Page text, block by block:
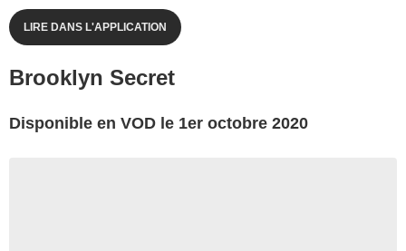
LIRE DANS L'APPLICATION
Brooklyn Secret
Disponible en VOD le 1er octobre 2020